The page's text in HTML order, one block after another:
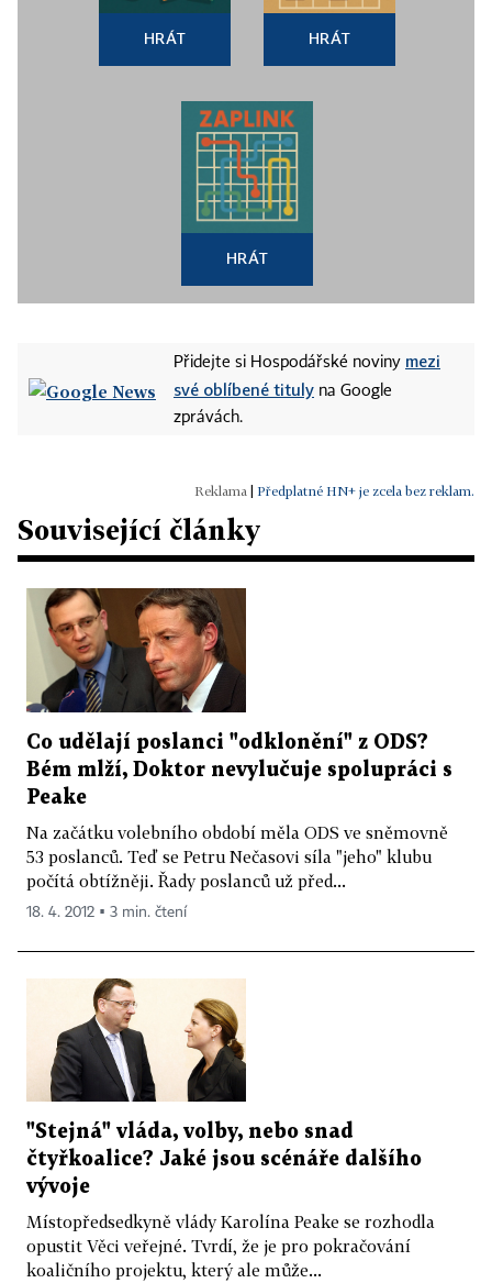
HRÁT HRÁT
HRÁT
Přidejte si Hospodářské noviny mezi
své oblíbené tituly na Google
zprávách.
Předplatné HN+ je zcela bez reklam.
Související články
Co udělají poslanci "odklonění" z ODS?
Bém mlží, Doktor nevylučuje spolupráci s
Peake
Na začátku volebního období měla ODS ve sněmovně
53 poslanců. Teď se Petru Nečasovi síla "jeho" klubu
počítá obtížněji. Řady poslanců už před...
18. 4. 2012 ▪ 3 min. čtení
"Stejná" vláda, volby, nebo snad
čtyřkoalice? Jaké jsou scénáře dalšího
vývoje
Místopředsedkyně vlády Karolína Peake se rozhodla
opustit Věci veřejné. Tvrdí, že je pro pokračování
koaličního projektu, který ale může...